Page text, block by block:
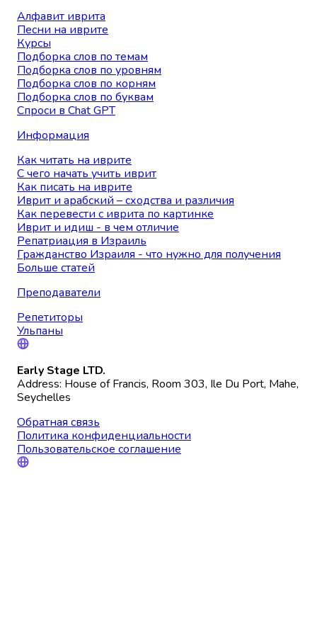
Алфавит иврита
Песни на иврите
Курсы
Подборка слов по темам
Подборка слов по уровням
Подборка слов по корням
Подборка слов по буквам
Спроси в Chat GPT
Информация
Как читать на иврите
С чего начать учить иврит
Как писать на иврите
Иврит и арабский – сходства и различия
Как перевести с иврита по картинке
Иврит и идиш - в чем отличие
Репатриация в Израиль
Гражданство Израиля - что нужно для получения
Больше статей
Преподаватели
Репетиторы
Ульпаны
Early Stage LTD.
Address: House of Francis, Room 303, Ile Du Port, Mahe,
Seychelles
Обратная связь
Политика конфиденциальности
Пользовательское соглашение